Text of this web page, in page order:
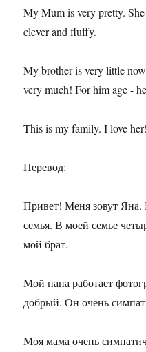
My Mum is very pretty.
clever and fluffy.
My brother is very little
very much! For him age -
This is my family. I love her!
Перевод:
Привет! Меня зовут
семья. В моей семье
мой брат.
Мой папа работает
добрый. Он очень
Моя мама очень